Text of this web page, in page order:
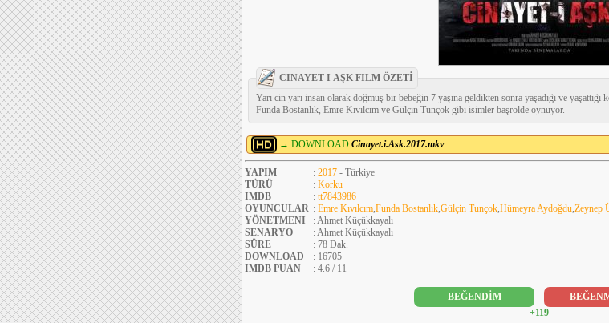
CINAYET-I AŞK FILM ÖZETİ
Yarı cin yarı insan olarak doğmuş bir bebeğin 7 yaşına geldikten sonra yaşadığı ve
Funda Bostanlık, Emre Kıvılcım ve Gülçin Tunçok gibi isimler başrolde oynuyor.
→ DOWNLOAD Cinayet.i.Ask.2017.mkv
YAPIM : 2017 - Türkiye
TÜRÜ
: Korku
IMDB
: tt7843986
OYUNCULAR : Emre Kıvılcım Funda Bostanlık Gülçin Tunçok Hümeyra Aydoğdu Zeynep
YÖNETMENI
: Ahmet Küçükkayalı
SENARYO
: Ahmet Küçükkayalı
SÜRE
: 78 Dak.
DOWNLOAD
: 16705
IMDB PUAN
: 4.6 / 11
BEĞENDİM
+119